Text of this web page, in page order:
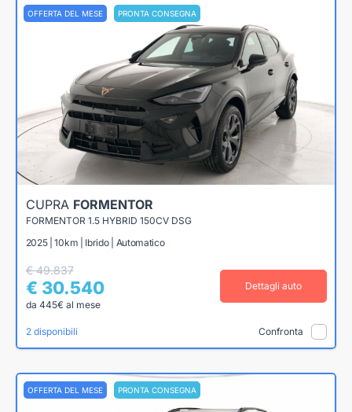
OFFERTA DEL MESE PRONTA CONSEGNA
CUPRA FORMENTOR
FORMENTOR 1.5 HYBRID 150CV DSG
2025 | 10km | Ibrido | Automatico
€ 49.837
€ 30.540
da 445€ al mese
Dettagli auto
2 disponibili Confronta
OFFERTA DEL MESE PRONTA CONSEGNA